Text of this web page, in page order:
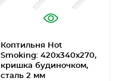
Коптильня Hot
Smoking: 420х340х270,
кришка будиночком,
сталь 2 мм